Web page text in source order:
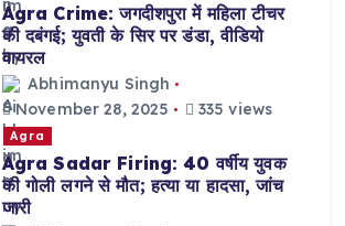
Agra Crime: जगदीशपुरा में महिला टीचर
की दबंगई; युवती के सिर पर डंडा, वीडियो
वायरल
Abhimanyu Singh
November 28, 2025
335 views
Agra
Agra Sadar Firing: 40 वर्षीय युवक
की गोली लगने से मौत; हत्या या हादसा, जांच
जारी